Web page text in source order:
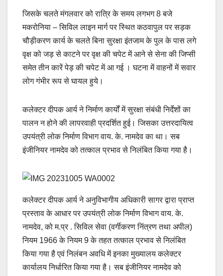
जिसके चलते मंगलवार को रात्रि के समय लगभग 8 बजे
मकरोनिया – सिविल लाइन मार्ग पर स्थित कठवापुल पर सड़क
चौड़ीकरण कार्य के चलते बिना सुरक्षा इंतजाम के पुल के पास लगे
वृक्ष को जड़ से काटने पर वृक्ष की चपेट में आने से सेना की जिप्सी
समेत तीन कारें पेड़ की चपेट में आ गई । घटना में वाहनों में सवार
लोग गंभीर रूप से घायल हुये।
कलेक्टर दीपक आर्य ने निर्माण कार्यों में सुरक्षा संबंधी निर्देशों का
पालन न होने की लापरवाही प्रदर्शित हुई। जिसका उत्तरदायित्व
उपयंत्री लोक निर्माण विभाग वाय. के. नामदेव का था। सब
इंजीनियर नामदेव को तत्काल प्रभाव से निलंबित किया गया है।
कलेक्टर दीपक आर्य ने अनुविभागीय अधिकारी सागर द्वारा प्राप्त
प्रस्ताव के आधार पर उपयंत्री लोक निर्माण विभाग वाय. के.
नामदेव, को म.प्र . सिविल सेवा (वर्गीकरण निंत्रण तथा अपील)
नियम 1966 के नियम 9 के तहत तत्काल प्रभाव से निलंबित
किया गया है एवं निलंबन अवधि में इनका मुख्यालय कलेक्टर
कार्यालय निर्धारित किया गया है। सब इंजीनियर नामदेव को